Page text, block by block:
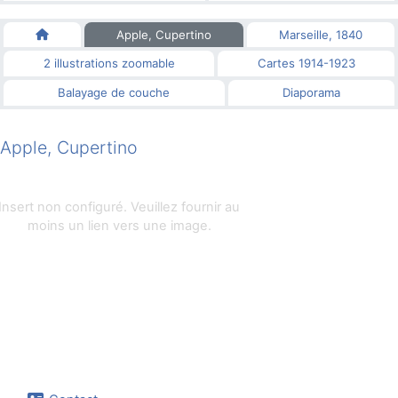
Apple, Cupertino Marseille, 1840
2 illustrations zoomable Cartes 1914-1923
Balayage de couche Diaporama
Apple, Cupertino
non configuré. Veuillez fournir au
moins un lien vers une image.